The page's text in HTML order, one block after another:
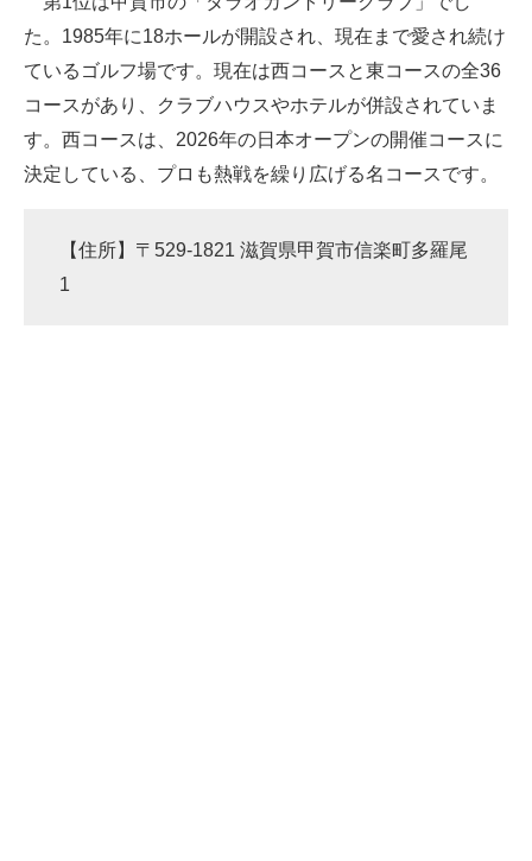
ビジネスと働き方のヒント
企業ITのトレンドを詳説
マーケ×ITの今がよく分かる
た。1985年に18ホールが開設され、現在まで愛され続け
ているゴルフ場です。現在は西コースと東コースの全36
コースがあり、クラブハウスやホテルが併設されていま
す。西コースは、2026年の日本オープンの開催コースに
決定している、プロも熱戦を繰り広げる名コースです。
【住所】〒529-1821 滋賀県甲賀市信楽町多羅尾
1